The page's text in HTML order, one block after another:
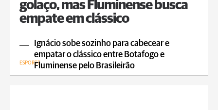
golaço, mas Fluminense busca
empate em clássico
Ignácio sobe sozinho para cabecear e
empatar o clássico entre Botafogo e
Fluminense pelo Brasileirão
ESPORTE